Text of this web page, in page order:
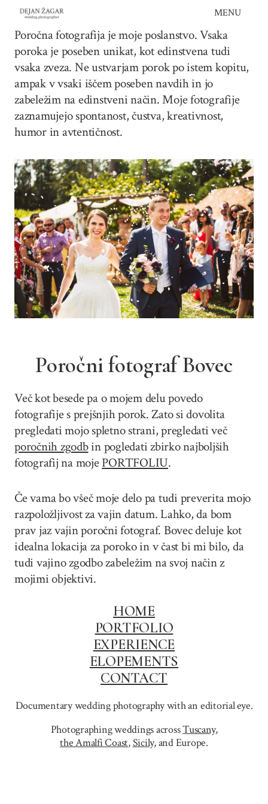
Skip
content
MENU
Poročna fotografija je moje poslanstvo. Vsaka
poroka je poseben unikat, kot edinstvena tudi
vsaka zveza. Ne ustvarjam porok po istem kopitu,
ampak v vsaki iščem poseben navdih in jo
zabeležim na edinstveni način. Moje fotografije
zaznamujejo spontanost, čustva, kreativnost,
humor in avtentičnost.
Poročni fotograf Bovec
Več kot besede pa o mojem delu povedo
fotografije s prejšnjih porok. Zato si dovolita
pregledati mojo spletno strani, pregledati več
poročnih zgodbin pogledati zbirko najboljših
fotografij na mojePORTFOLIU.
Če vama bo všeč moje delo pa tudi preverita mojo
razpoložljivost za vajin datum. Lahko, da bom
prav jaz vajin poročni fotograf. Bovec deluje kot
idealna lokacija za poroko in v čast bi mi bilo, da
tudi vajino zgodbo zabeležim na svoj način z
mojimi objektivi.
HOME
PORTFOLIO
EXPERIENCE
ELOPEMENTS
CONTACT
Documentary wedding photography with an editorial eye.
Photographing weddings acrossTuscany,
the Amalfi Coast,Sicily,and Europe.